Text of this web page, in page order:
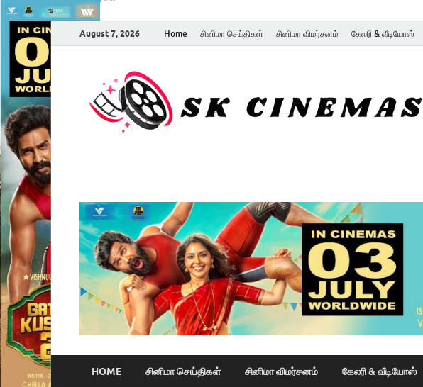
August 7, 2026 Home சினிமா செய்திகள் சினிமா விமர்சனம் கேலரி & வீடியோஸ்
HOME சினிமா செய்திகள் சினிமா விமர்சனம் கேலரி & வீடியோஸ்